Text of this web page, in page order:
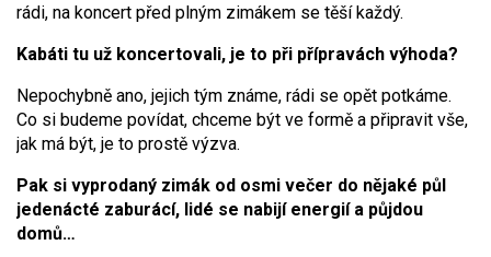
rádi, na koncert před plným zimákem se těší každý.
Kabáti tu už koncertovali, je to při přípravách výhoda?
Nepochybně ano, jejich tým známe, rádi se opět potkáme.
Co si budeme povídat, chceme být ve formě a připravit vše,
jak má být, je to prostě výzva.
Pak si vyprodaný zimák od osmi večer do nějaké půl
jedenácté zaburácí, lidé se nabijí energií a půjdou
domů…